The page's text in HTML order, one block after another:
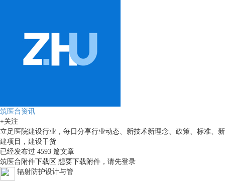
筑医台资讯
+关注
立足医院建设行业，每日分享行业动态、新技术新理念、政策、标准、新
建项目，建设干货
已经发布过 4593 篇文章
筑医台附件下载区 想要下载附件，请先登录
辐射防护设计与管